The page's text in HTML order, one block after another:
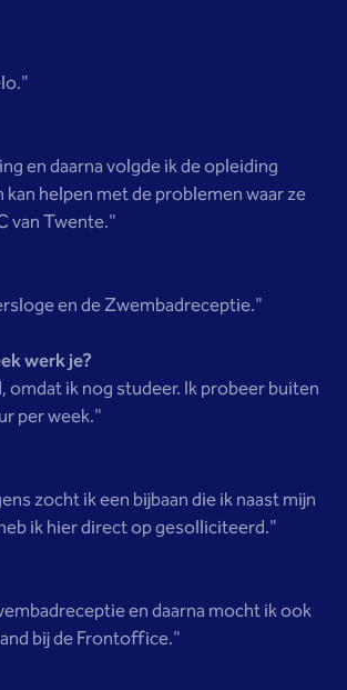
en daarna volgde ik de opleiding
helpen met de problemen waar ze
van Twente."
en de Zwembadreceptie."
werk je?
ik nog studeer. Ik probeer buiten
per week."
zocht ik een bijbaan die ik naast mijn
ik hier direct op gesolliciteerd."
en daarna mocht ik ook
bij de Frontoffice."